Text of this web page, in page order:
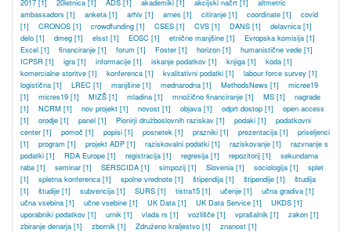
2017 [1] 20letnica [1] ADS [1] akademiki [1] akcijski načrt [1]
altmetric
ambassadors [1] anketa [1] arhiv [1] arnes [1] citiranje [1] coordinate [1]
covid
[1]
CRONOS [1] crowdfunding [1] CSES [1] CVS [1] DANS [1] delavnica [1]
delo [1] dmeg [1] elsst [1] EOSC [1] etnične manjšine [1] Evropska komisija [1]
Excel [1] financiranje [1] forum [1] Foster [1] horizon [1] humanistične vede [1]
ICPSR [1] igra [1] informacije [1] iskanje podatkov [1] knjiga [1] koda [1]
komercialne storitve [1] konferenca [1] kvalitativni podatki [1] labour force survey [1]
logistična [1] LREC [1] manjšine [1] mednarodna [1] MethodsNews [1]
micree19
[1]
micres19 [1] MIZŠ [1] mladina [1] množično financiranje [1] MS [1]
nagrade
[1]
NCRM [1] nov projekt [1] novost [1] objava [1] odprt dostop [1]
open access
[1]
orodje [1] panel [1] Pionirji družboslovnih raziskav [1] podaki [1]
podatkovni
center [1] pomoč [1] popisi [1] posnetek [1] prazniki [1] prezentacija [1]
priseljenci
[1]
program [1] projekt ADP [1] raziskovalni podatki [1] raziskovanje [1]
razvnanje s
podatki [1] RDA Europe [1] registracija [1] regresija [1] repozitorij [1]
sekundarna
raba [1] seminar [1] SERSCIDA [1] simpozij [1] Slovenia [1] sociologija [1]
splet
[1]
spletna konferenca [1] spolne vrednote [1] štipendija [1] štipendije [1]
študija
[1]
študije [1] subvencija [1] SURS [1] tistra15 [1] učenje [1] učna gradiva [1]
učna vsebina [1] učne vsebine [1] UK Data [1] UK Data Service [1] UKDS [1]
uporabniki podatkov [1] urnik [1] vlada rs [1] vozlišče [1] vprašalnik [1] zakon [1]
zbiranje denarja [1] zbornik [1] Združeno kraljestvo [1] znanost [1]